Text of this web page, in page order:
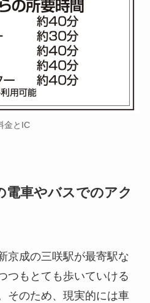
金とIC
電車やバスでのアク
京成の三咲駅が最寄駅な
つもとても歩いていける
そのため、現実的には車